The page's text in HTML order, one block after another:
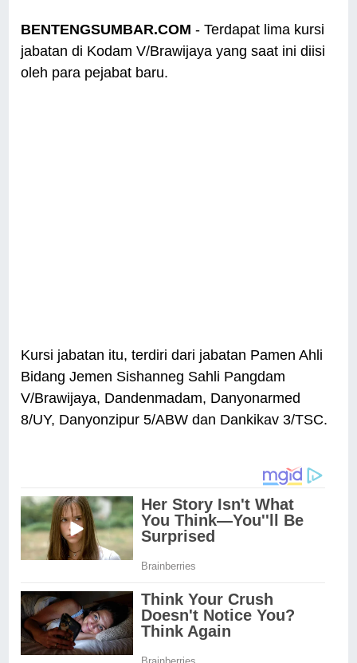
BENTENGSUMBAR.COM - Terdapat lima kursi
jabatan di Kodam V/Brawijaya yang saat ini diisi
oleh para pejabat baru.
Kursi jabatan itu, terdiri dari jabatan Pamen Ahli
Bidang Jemen Sishanneg Sahli Pangdam
V/Brawijaya, Dandenmadam, Danyonarmed
8/UY, Danyonzipur 5/ABW dan Dankikav 3/TSC.